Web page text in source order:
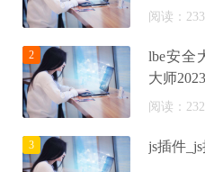
阅读：233
lbe安全
大师2023
阅读：232
2
js插件
3